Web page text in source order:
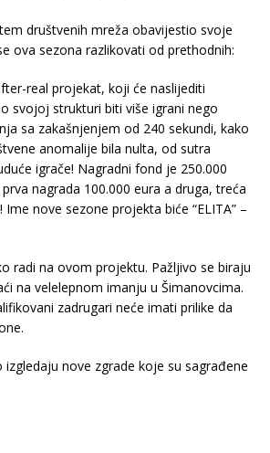
društvenih mreža obavijestio svoje
ova sezona razlikovati od prethodnih:
real projekat, koji će naslijediti
svojoj strukturi biti više igrani nego
sa zakašnjenjem od 240 sekundi, kako
anomalije bila nulta, od sutra
igrače! Nagradni fond je 250.000
nagrada 100.000 eura a druga, treća
nove sezone projekta biće “ELITA” –
radi na ovom projektu. Pažljivo se biraju
na velelepnom imanju u Šimanovcima.
zadrugari neće imati prilike da
nove zgrade koje su sagrađene